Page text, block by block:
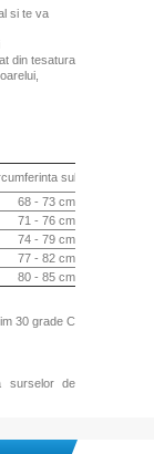
si te va
din tesatura
sub bust
68 - 73 cm
71 - 76 cm
74 - 79 cm
77 - 82 cm
80 - 85 cm
30 grade C
surselor de